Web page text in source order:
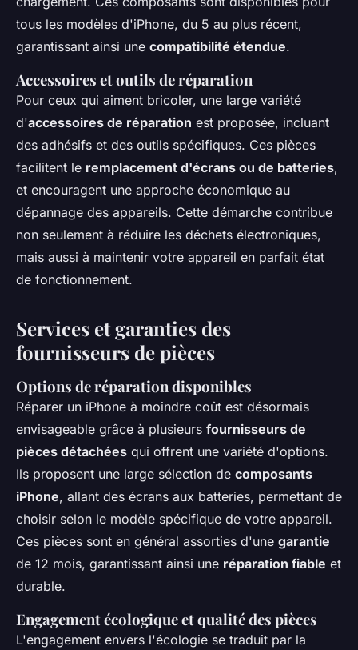
tous les modèles d'iPhone, du 5 au plus récent,
garantissant ainsi une compatibilité étendue.
Accessoires et outils de réparation
Pour ceux qui aiment bricoler, une large variété
d'accessoires de réparation est proposée, incluant
des adhésifs et des outils spécifiques. Ces pièces
facilitent le remplacement d'écrans ou de batteries,
et encouragent une approche économique au
dépannage des appareils. Cette démarche contribue
non seulement à réduire les déchets électroniques,
mais aussi à maintenir votre appareil en parfait état
de fonctionnement.
Services et garanties des
fournisseurs de pièces
Options de réparation disponibles
Réparer un iPhone à moindre coût est désormais
envisageable grâce à plusieurs fournisseurs de
pièces détachées qui offrent une variété d'options.
Ils proposent une large sélection de composants
iPhone, allant des écrans aux batteries, permettant de
choisir selon le modèle spécifique de votre appareil.
Ces pièces sont en général assorties d'une garantie
de 12 mois, garantissant ainsi une réparation fiable et
durable.
Engagement écologique et qualité des pièces
L'engagement envers l'écologie se traduit par la